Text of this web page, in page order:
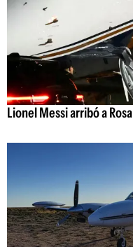
Lionel Messi arribó a